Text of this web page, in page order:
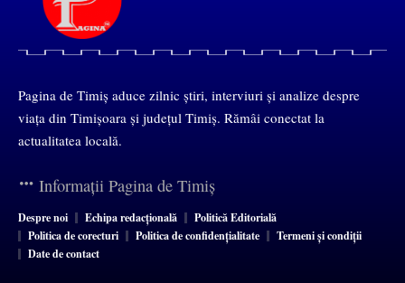
Pagina de Timiș aduce zilnic știri, interviuri și analize despre
viața din Timișoara și județul Timiș. Rămâi conectat la
actualitatea locală.
Informații Pagina de Timiș
Despre noi Echipa redacțională
Politică Editorială
Politica de corecturi
Politica de confidențialitate
Termeni și condiții
Date de contact